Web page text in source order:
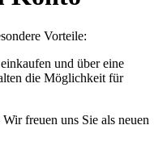
Vorteile:
und über eine
die Möglichkeit für
freuen uns Sie als neuen